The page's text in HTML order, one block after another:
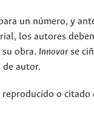
un número, y
los autores
obra. Innovarse
de autor.
o citado